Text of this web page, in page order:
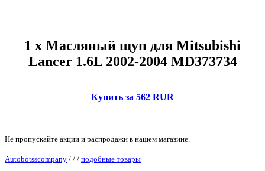
1 x Масляный щуп для Mitsubishi
Lancer 1.6L 2002-2004 MD373734
Купить за 562 RUR
Не пропускайте акции и распродажи в нашем магазине.
Autobotsscompany / / / подобные товары